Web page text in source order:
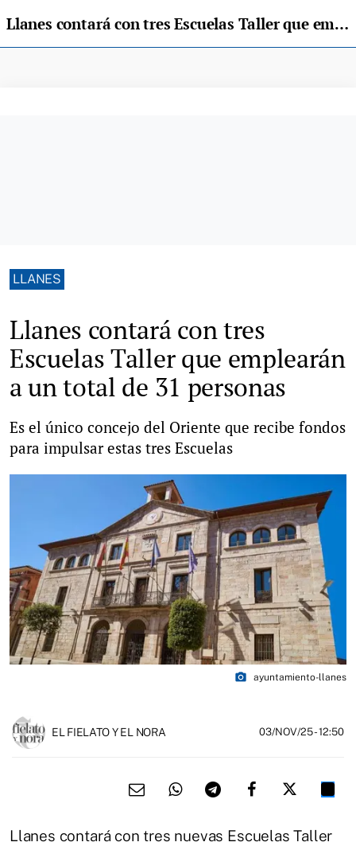
Llanes contará con tres Escuelas Taller que emplearán a un total de 31 personas
LLANES
Llanes contará con tres
Escuelas Taller que emplearán
a un total de 31 personas
Es el único concejo del Oriente que recibe fondos
para impulsar estas tres Escuelas
photo_camera ayuntamiento-llanes
EL FIELATO Y EL NORA 03/NOV/25- 12:50
Llanes contará con tres nuevas Escuelas Taller